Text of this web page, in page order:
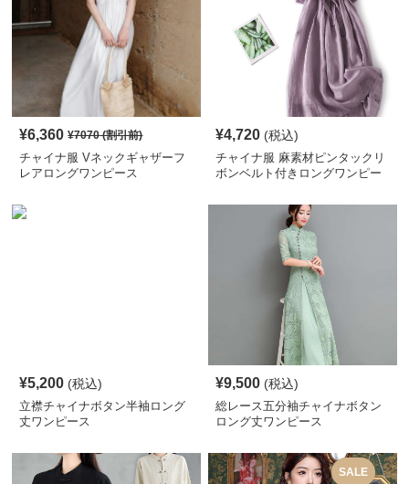
¥6,360 ¥7070(割引前)
チャイナ服 Vネックギャザーフ
レアロングワンピース
¥4,720 (税込)
チャイナ服 麻素材ピンタックリ
ボンベルト付きロングワンピー
¥5,200 (税込)
立襟チャイナボタン半袖ロング
丈ワンピース
¥9,500 (税込)
総レース五分袖チャイナボタン
ロング丈ワンピース
SALE